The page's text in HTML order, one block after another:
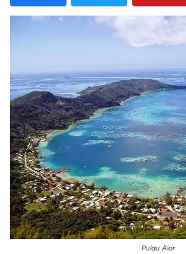
Pulau Alor